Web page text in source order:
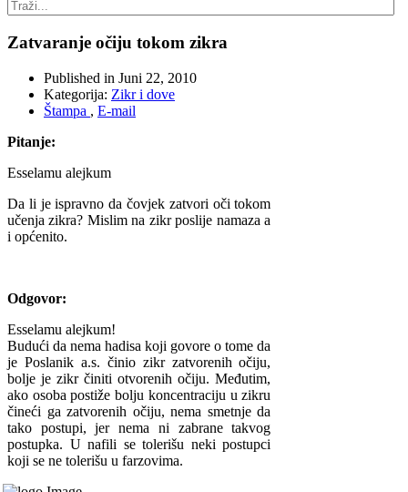
Zatvaranje očiju tokom zikra
Published in Juni 22, 2010
Kategorija: Zikr i dove
Štampa , E-mail
Pitanje:
Esselamu alejkum
Da li je ispravno da čovjek zatvori oči tokom
učenja zikra? Mislim na zikr poslije namaza a
i općenito.
Odgovor:
Esselamu alejkum!
Budući da nema hadisa koji govore o tome da
je Poslanik a.s. činio zikr zatvorenih očiju,
bolje je zikr činiti otvorenih očiju. Međutim,
ako osoba postiže bolju koncentraciju u zikru
čineći ga zatvorenih očiju, nema smetnje da
tako postupi, jer nema ni zabrane takvog
postupka. U nafili se tolerišu neki postupci
koji se ne tolerišu u farzovima.